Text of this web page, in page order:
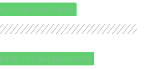
et signer la Charte
la liste des signataires